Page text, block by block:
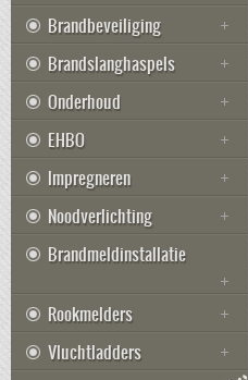
Brandbeveiliging
Brandslanghaspels
Onderhoud
EHBO
Impregneren
Noodverlichting
Brandmeldinstallatie
Rookmelders
Vluchtladders